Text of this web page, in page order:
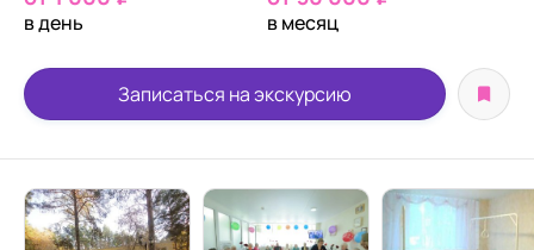
в день в месяц
Записаться на экскурсию